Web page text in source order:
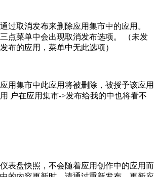
过取消发布来删除应用集市中的应用。
点菜单中会出现取消发布选项。 （未发
布的应用，菜单中无此选项）
用集市中此应用将被删除，被授予该应用
户在应用集市->发布给我的中也将看不
表盘快照，不会随着应用创作中的应用而